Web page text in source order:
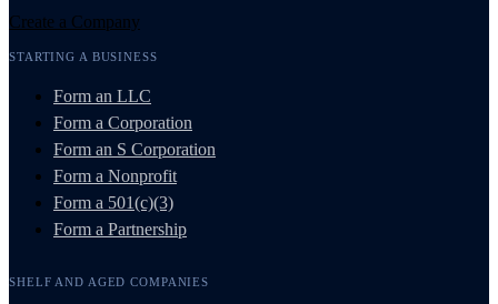
Create a Company
STARTING A BUSINESS
Form an LLC
Form a Corporation
Form an S Corporation
Form a Nonprofit
Form a 501(c)(3)
Form a Partnership
SHELF AND AGED COMPANIES